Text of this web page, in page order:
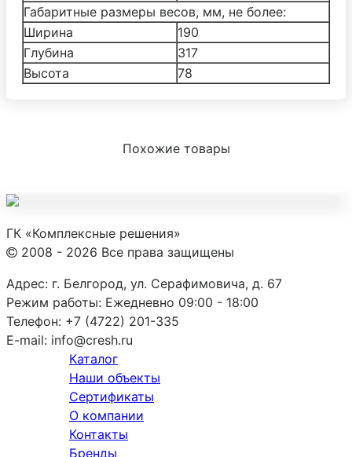
Габаритные размеры весов, мм, не более:
Ширина
190
Глубина
317
Высота
78
Похожие товары
ГК «Комплексные решения»
2008 - 2026 Все права защищены
Адрес: г. Белгород, ул. Серафимовича, д. 67
Режим работы: Ежедневно 09:00 - 18:00
Телефон: +7 (4722) 201-335
E-mail: info@cresh.ru
Каталог
Наши объекты
Сертификаты
О компании
Контакты
Бренды